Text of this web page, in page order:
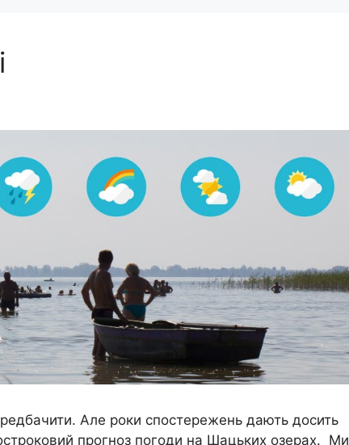
Але роки спостережень дають досить
прогноз погоди на Шацьких озерах. Ми